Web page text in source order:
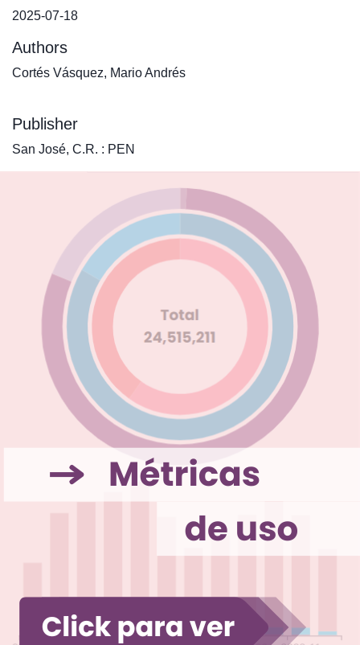
2025-07-18
Authors
Cortés Vásquez, Mario Andrés
Publisher
San José, C.R. : PEN